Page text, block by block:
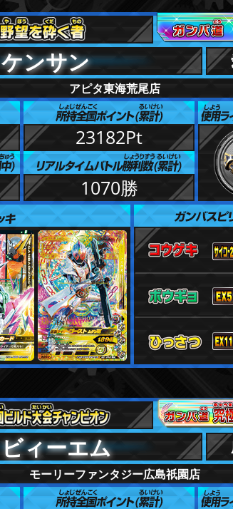
ケンサン
アピタ東海荒尾店
23182Pt
1070勝
ビィーエム
モーリーファンタジー広島祇園店